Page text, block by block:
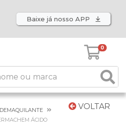
Baixe já nosso APP
0
VOLTAR
DEMAQUILANTE
ÁCIDO